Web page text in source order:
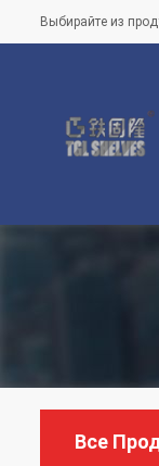
Выбирайте из
Все